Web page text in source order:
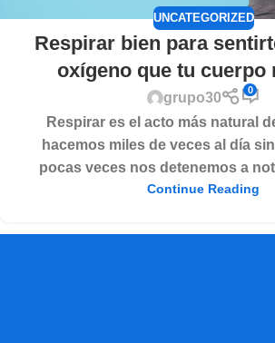
UNCATEGORIZED
Respirar bien para
oxígeno que tu cuerpo
grupo30
0
Respirar es el acto más natural
hacemos miles de veces al día
pocas veces nos detenemos a
Continue Reading